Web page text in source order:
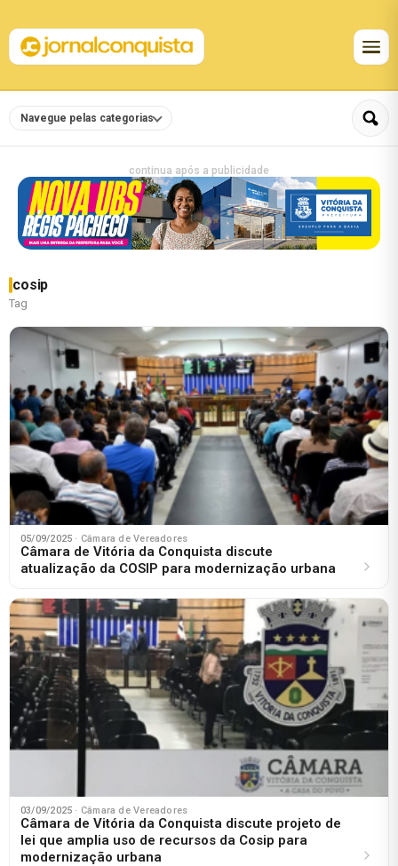
Navegue pelas categorias
continua após a publicidade
cosip
Tag
05/09/2025 · Câmara de Vereadores
Câmara de Vitória da Conquista discute
atualização da COSIP para modernização urbana
03/09/2025 · Câmara de Vereadores
Câmara de Vitória da Conquista discute projeto de
lei que amplia uso de recursos da Cosip para
modernização urbana